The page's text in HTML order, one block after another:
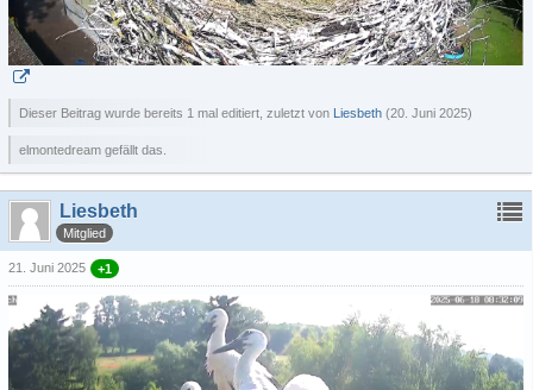
Dieser Beitrag wurde bereits 1 mal editiert, zuletzt von Liesbeth (20. Juni 2025)
elmontedream gefällt das.
Liesbeth
Mitglied
21. Juni 2025 +1